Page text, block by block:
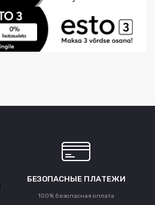
БЕЗОПАСНЫЕ ПЛАТЕЖИ
100% безопасная оплата